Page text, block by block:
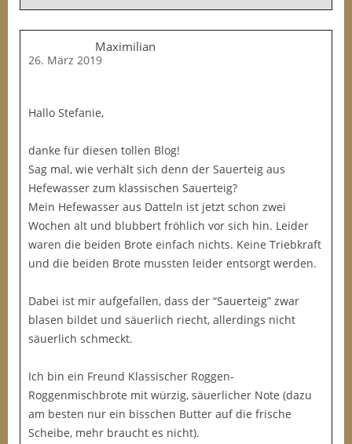
Maximilian
26. März 2019
Hallo Stefanie,
danke für diesen tollen Blog!
Sag mal, wie verhält sich denn der Sauerteig aus
Hefewasser zum klassischen Sauerteig?
Mein Hefewasser aus Datteln ist jetzt schon zwei
Wochen alt und blubbert fröhlich vor sich hin. Leider
waren die beiden Brote einfach nichts. Keine Triebkraft
und die beiden Brote mussten leider entsorgt werden.
Dabei ist mir aufgefallen, dass der “Sauerteig” zwar
blasen bildet und säuerlich riecht, allerdings nicht
säuerlich schmeckt.
Ich bin ein Freund Klassischer Roggen-
Roggenmischbrote mit würzig, säuerlicher Note (dazu
am besten nur ein bisschen Butter auf die frische
Scheibe, mehr braucht es nicht).